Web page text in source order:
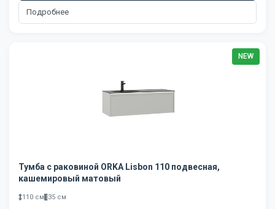
Подробнее
NEW
Тумба с раковиной ORKA Lisbon 110 подвесная,
кашемировый матовый
110 см 35 см